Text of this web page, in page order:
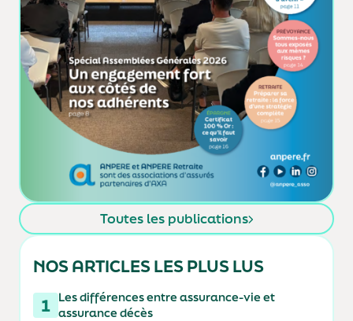
Toutes les publications
NOS ARTICLES LES PLUS LUS
1 Les différences entre assurance-vie et
assurance décès